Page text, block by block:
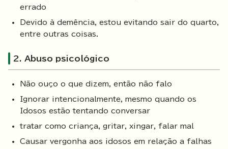
errado
Devido à demência, estou evitando sair do quarto,
entre outras coisas.
2. Abuso psicológico
Não ouço o que dizem, então não falo
Ignorar intencionalmente, mesmo quando os
Idosos estão tentando conversar
tratar como criança, gritar, xingar, falar mal
Causar vergonha aos idosos em relação a falhas